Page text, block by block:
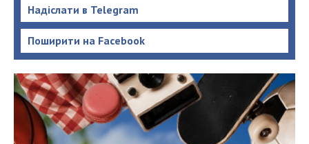
Надіслати в Telegram
Поширити на Facebook